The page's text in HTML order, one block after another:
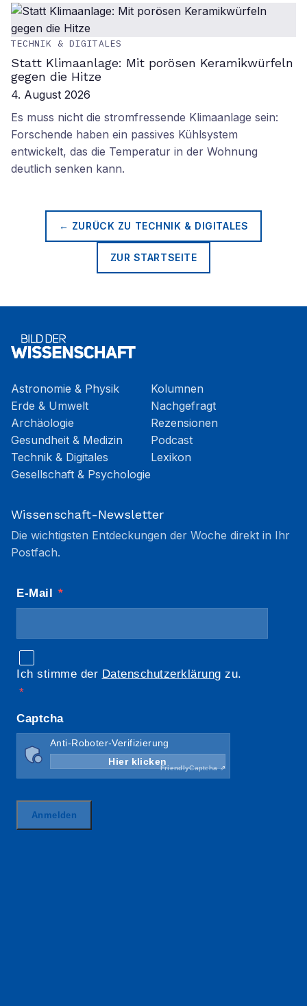
TECHNIK & DIGITALES
Statt Klimaanlage: Mit porösen Keramikwürfeln
gegen die Hitze
4. August 2026
Es muss nicht die stromfressende Klimaanlage sein:
Forschende haben ein passives Kühlsystem
entwickelt, das die Temperatur in der Wohnung
deutlich senken kann.
← ZURÜCK ZU TECHNIK & DIGITALES
ZUR STARTSEITE
Astronomie & Physik
Erde & Umwelt
Archäologie
Gesundheit & Medizin
Technik & Digitales
Gesellschaft & Psychologie
Kolumnen
Nachgefragt
Rezensionen
Podcast
Lexikon
Wissenschaft-Newsletter
Die wichtigsten Entdeckungen der Woche direkt in Ihr
Postfach.